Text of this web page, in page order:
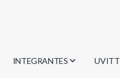
INTEGRANTES UVITT